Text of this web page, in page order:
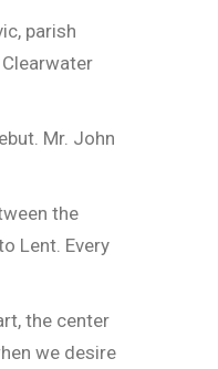
parish
Mr. John
the
Lent. Every
the center
we desire